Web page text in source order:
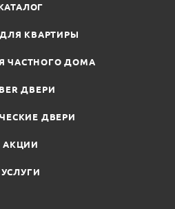
КВАРТИРЫ
ЧАСТНОГО ДОМА
ДВЕРИ
ДВЕРИ
АКЦИИ
УСЛУГИ